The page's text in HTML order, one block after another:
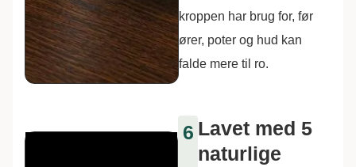
kroppen har brug for, før
ører, poter og hud kan
falde mere til ro.
6 Lavet med 5
naturlige